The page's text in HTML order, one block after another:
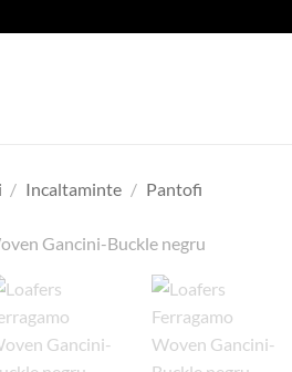
/ Incaltaminte / Pantofi